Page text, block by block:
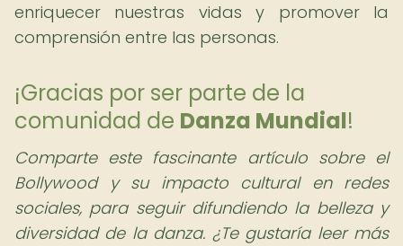
enriquecer nuestras vidas y promover la
comprensión entre las personas.
¡Gracias por ser parte de la
comunidad de Danza Mundial!
Comparte este fascinante artículo sobre el
Bollywood y su impacto cultural en redes
sociales, para seguir difundiendo la belleza y
diversidad de la danza. ¿Te gustaría leer más